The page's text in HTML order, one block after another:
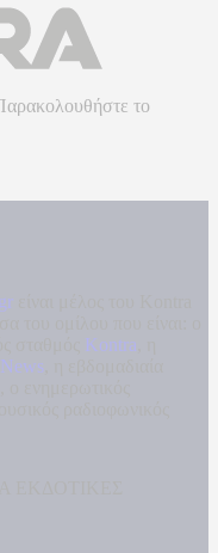
το
Kontra